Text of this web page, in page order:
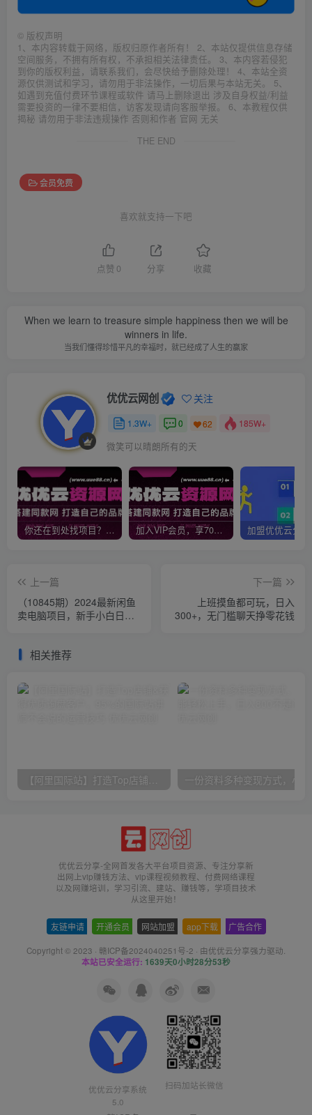
© 版权声明
1、本内容转载于网络，版权归原作者所有！ 2、本站仅提供信息存储
空间服务，不拥有所有权，不承担相关法律责任。 3、本内容若侵犯
到你的版权利益，请联系我们，会尽快给予删除处理！ 4、本站全资
源仅供测试和学习，请勿用于非法操作，一切后果与本站无关。 5、
如遇到充值付费环节课程或软件 请马上删除退出 涉及自身权益/利益
需要投资的一律不要相信，访客发现请向客服举报。 6、本教程仅供
揭秘 请勿用于非法违规操作 否则和作者 官网 无关
THE END
会员免费
喜欢就支持一下吧
点赞 0 分享 收藏
When we learn to treasure simple happiness then we will be
winners in life.
当我们懂得珍惜平凡的幸福时，就已经成了人生的赢家
优优云网创 关注
1.3W+ 0 62 185W+
微笑可以晴朗所有的天
你还在到处找项目？还在当韭菜？我靠网创资源站一个月收入5万+，曾经我也是个失败者。 加入VIP会员，享70%的推广提成，免费学习多种网上创业课程，菜鸟秒变大神！
上一篇
（10845期）2024最新闲鱼
卖电脑项目，新手小白日入
下一篇
上班摸鱼都可玩，日入
300+，无门槛聊天挣零花钱
相关推荐
优优云分享-全网首发各大平台项目资源、专注分享新
出网上vip赚钱方法、vip课程视频教程、付费网络课程
以及网赚培训，学习引流、建站、赚钱等，学项目技术
从这里开始！
友链申请 开通会员 网站加盟 app下载 广告合作
Copyright © 2023 · 赣ICP备2024040251号-2 · 由优优云分享强力驱动.
本站已安全运行: 1639天0小时28分53秒
优优云分享系统
5.0
扫码加站长微信